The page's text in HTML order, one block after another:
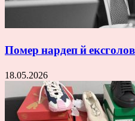
Помер нардеп й
18.05.2026